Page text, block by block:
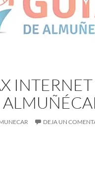
INTERNET
DEJA UN